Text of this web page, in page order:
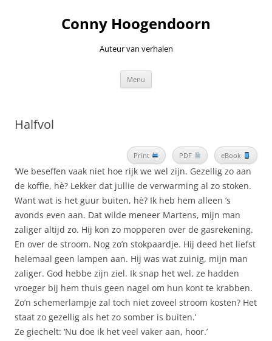
Conny Hoogendoorn
Auteur van verhalen
Menu
Halfvol
Print PDF eBook
‘We beseffen vaak niet hoe rijk we wel zijn. Gezellig zo aan
de koffie, hè? Lekker dat jullie de verwarming al zo stoken.
Want wat is het guur buiten, hè? Ik heb hem alleen ’s
avonds even aan. Dat wilde meneer Martens, mijn man
zaliger altijd zo. Hij kon zo mopperen over de gasrekening.
En over de stroom. Nog zo’n stokpaardje. Hij deed het liefst
helemaal geen lampen aan. Hij was wat zuinig, mijn man
zaliger. God hebbe zijn ziel. Ik snap het wel, ze hadden
vroeger bij hem thuis geen nagel om hun kont te krabben.
Zo’n schemerlampje zal toch niet zoveel stroom kosten? Het
staat zo gezellig als het zo somber is buiten.’
Ze giechelt: ‘Nu doe ik het veel vaker aan, hoor.’